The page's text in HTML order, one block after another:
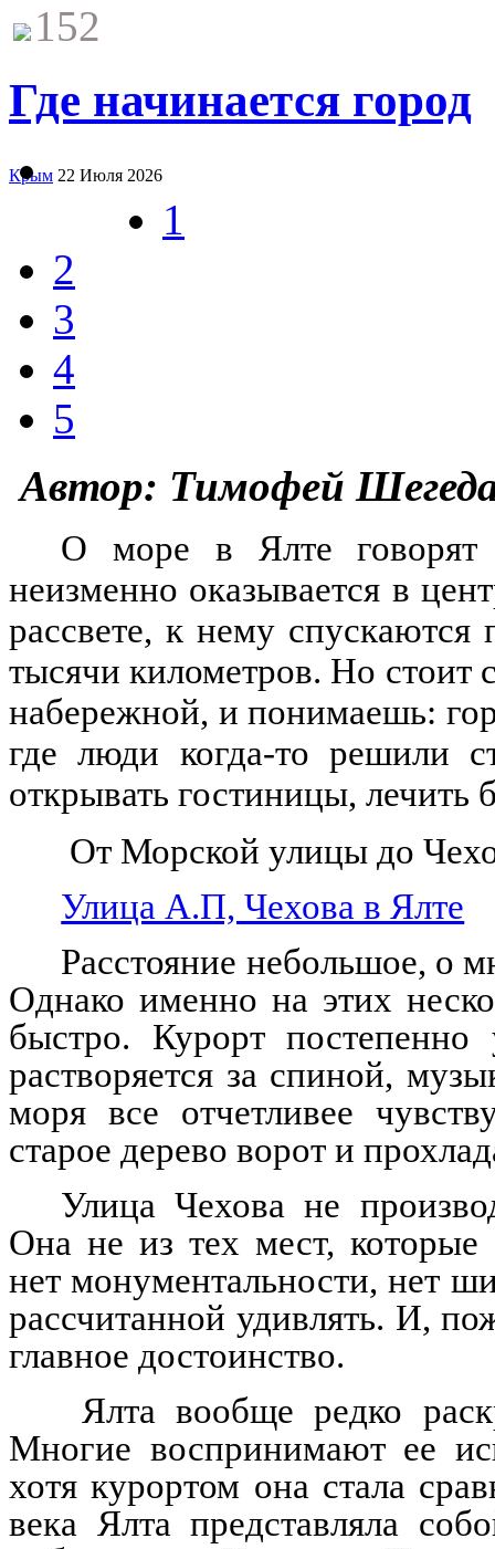
152
Где начинается город
Крым 22 Июля 2026
1
2
3
4
5
Автор: Тимофей
О море в Ялте
неизменно оказывается в
рассвете, к нему
тысячи километров. Но стоит
набережной, и понимаешь:
где люди когда-то решили
открывать гостиницы, лечить
От Морской улицы до
Улица А.П, Чехова в Ялте
Расстояние небольшое, о
Однако именно на этих
быстро. Курорт
растворяется за спиной,
моря все отчетливее
старое дерево ворот и
Улица Чехова не
Она не из тех мест, которые
нет монументальности, нет
рассчитанной удивлять. И,
главное достоинство.
Ялта вообще редко
Многие воспринимают ее
хотя курортом она стала
века Ялта представляла